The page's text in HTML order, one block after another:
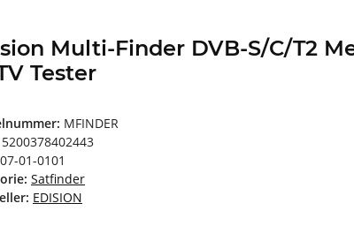
Multi-Finder DVB-S/C/T2
Tester
MFINDER
5200378402443
07-01-0101
Satfinder
EDISION